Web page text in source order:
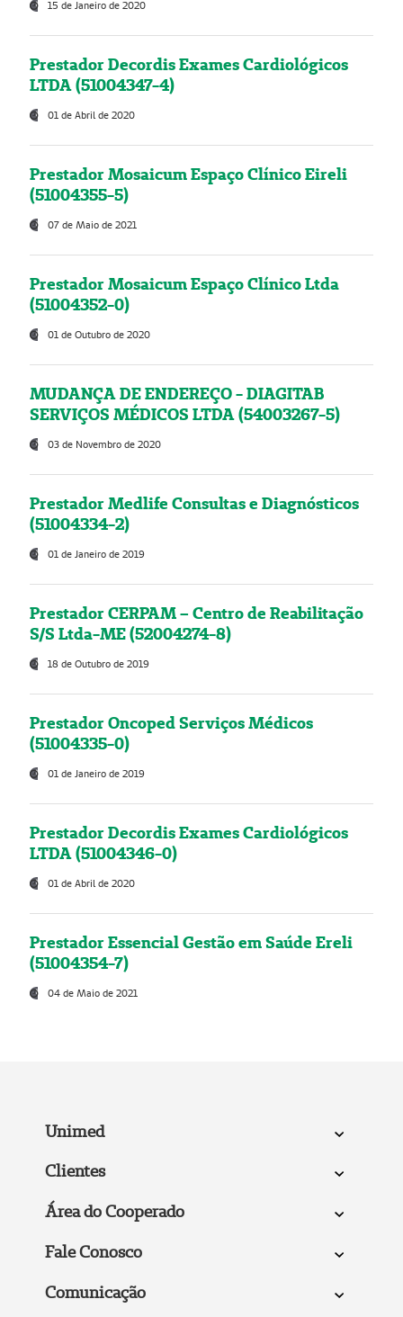
15 de Janeiro de 2020
Prestador Decordis Exames Cardiológicos
LTDA (51004347-4)
01 de Abril de 2020
Prestador Mosaicum Espaço Clínico Eireli
(51004355-5)
07 de Maio de 2021
Prestador Mosaicum Espaço Clínico Ltda
(51004352-0)
01 de Outubro de 2020
MUDANÇA DE ENDEREÇO - DIAGITAB
SERVIÇOS MÉDICOS LTDA (54003267-5)
03 de Novembro de 2020
Prestador Medlife Consultas e Diagnósticos
(51004334-2)
01 de Janeiro de 2019
Prestador CERPAM – Centro de Reabilitação
S/S Ltda-ME (52004274-8)
18 de Outubro de 2019
Prestador Oncoped Serviços Médicos
(51004335-0)
01 de Janeiro de 2019
Prestador Decordis Exames Cardiológicos
LTDA (51004346-0)
01 de Abril de 2020
Prestador Essencial Gestão em Saúde Ereli
(51004354-7)
04 de Maio de 2021
Unimed
Clientes
Área do Cooperado
Fale Conosco
Comunicação